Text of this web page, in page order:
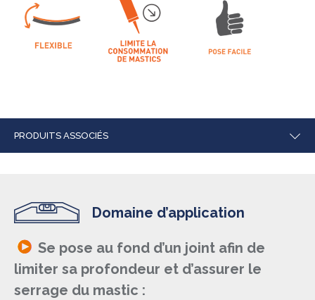
PRODUITS ASSOCIÉS
Domaine d’application
Se pose au fond d’un joint afin de
limiter sa profondeur et d’assurer le
serrage du mastic :